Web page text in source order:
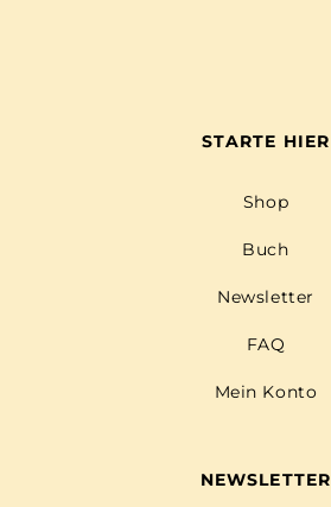
STARTE HIER
Shop
Buch
Newsletter
FAQ
Mein Konto
NEWSLETTER